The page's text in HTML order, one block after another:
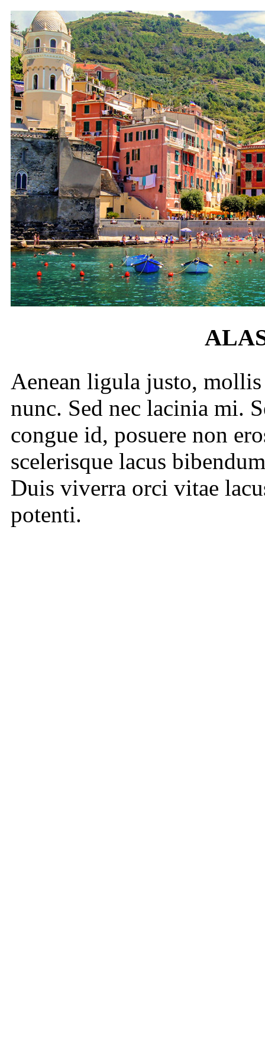
Aenean ligula justo, mollis
nunc. Sed nec lacinia mi.
congue id, posuere non
scelerisque lacus
Duis viverra orci vitae
potenti.